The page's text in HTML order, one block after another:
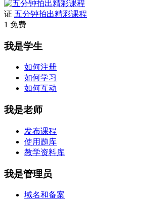
证 五分钟拍出精彩课程
1 免费
我是学生
如何注册
如何学习
如何互动
我是老师
发布课程
使用题库
教学资料库
我是管理员
域名和备案